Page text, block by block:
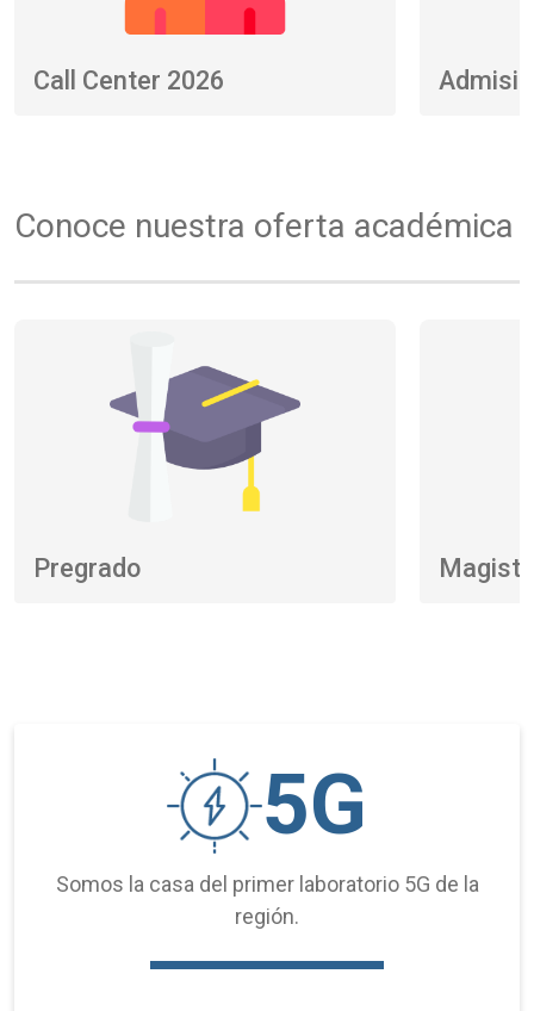
Call Center 2026
Conoce nuestra oferta académica
Pregrado
5G
Somos la casa del primer laboratorio 5G de la
región.